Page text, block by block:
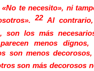
te necesito», ni
22 Al
son los más
menos dignos,
son menos
son más decorosos